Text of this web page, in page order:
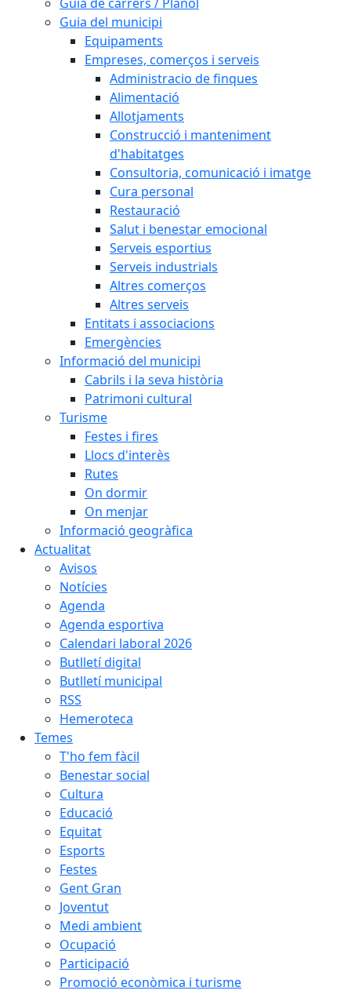
Guia del municipi
Equipaments
Empreses, comerços i serveis
Administracio de finques
Alimentació
Allotjaments
Construcció i manteniment
d'habitatges
Consultoria, comunicació i imatge
Cura personal
Restauració
Salut i benestar emocional
Serveis esportius
Serveis industrials
Altres comerços
Altres serveis
Entitats i associacions
Emergències
Informació del municipi
Cabrils i la seva història
Patrimoni cultural
Turisme
Festes i fires
Llocs d'interès
Rutes
On dormir
On menjar
Informació geogràfica
Actualitat
Avisos
Notícies
Agenda
Agenda esportiva
Calendari laboral 2026
Butlletí digital
Butlletí municipal
RSS
Hemeroteca
Temes
T'ho fem fàcil
Benestar social
Cultura
Educació
Equitat
Esports
Festes
Gent Gran
Joventut
Medi ambient
Ocupació
Participació
Promoció econòmica i turisme